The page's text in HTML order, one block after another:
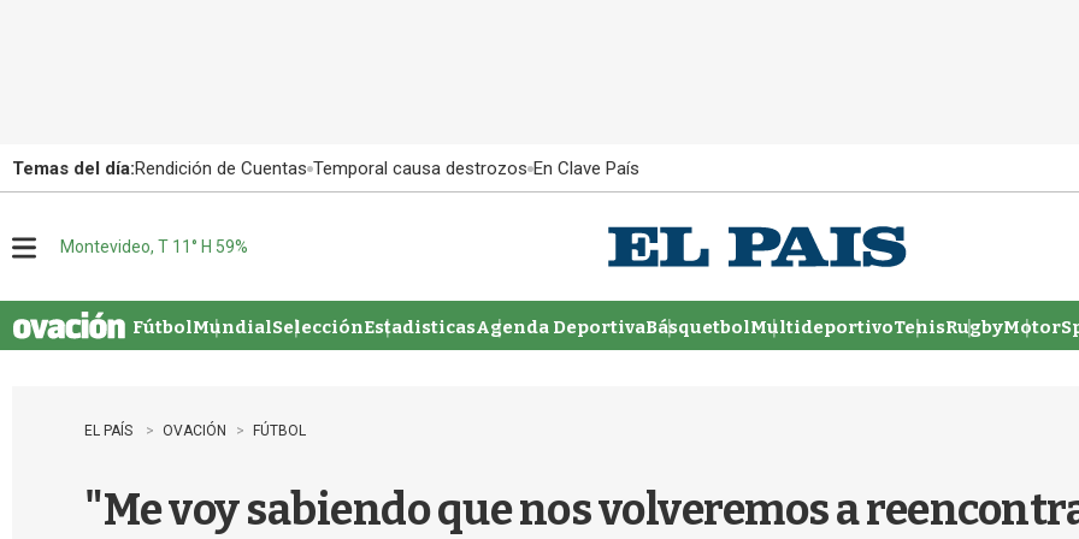
Temas del día:Rendición de Cuentas Temporal causa destrozos En Clave País
u
Montevideo, T 11° H 59%
FútbolMundialSelecciónEstadisticasAgenda DeportivaBásquetbolMultideportivoTenisRugby
EL PAÍS OVACIÓN FÚTBOL
"Me voy sabiendo que nos volveremos a